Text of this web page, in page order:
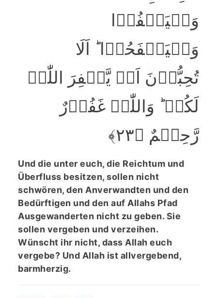
وَلۡیَعۡفُوۡا
وَلۡیَصۡفَحُوۡا ؕ اَلَا
تُحِبُّوۡنَ اَنۡ یَّغۡفِرَ اللّٰہُ
لَکُمۡ ؕ وَاللّٰہُ غَفُوۡرٌ
رَّحِیۡمٌ ﴿۲۳﴾
Und die unter euch, die Reichtum und
Überfluss besitzen, sollen nicht
schwören, den Anverwandten und den
Bedürftigen und den auf Allahs Pfad
Ausgewanderten nicht zu geben. Sie
sollen vergeben und verzeihen.
Wünscht ihr nicht, dass Allah euch
vergebe? Und Allah ist allvergebend,
barmherzig.